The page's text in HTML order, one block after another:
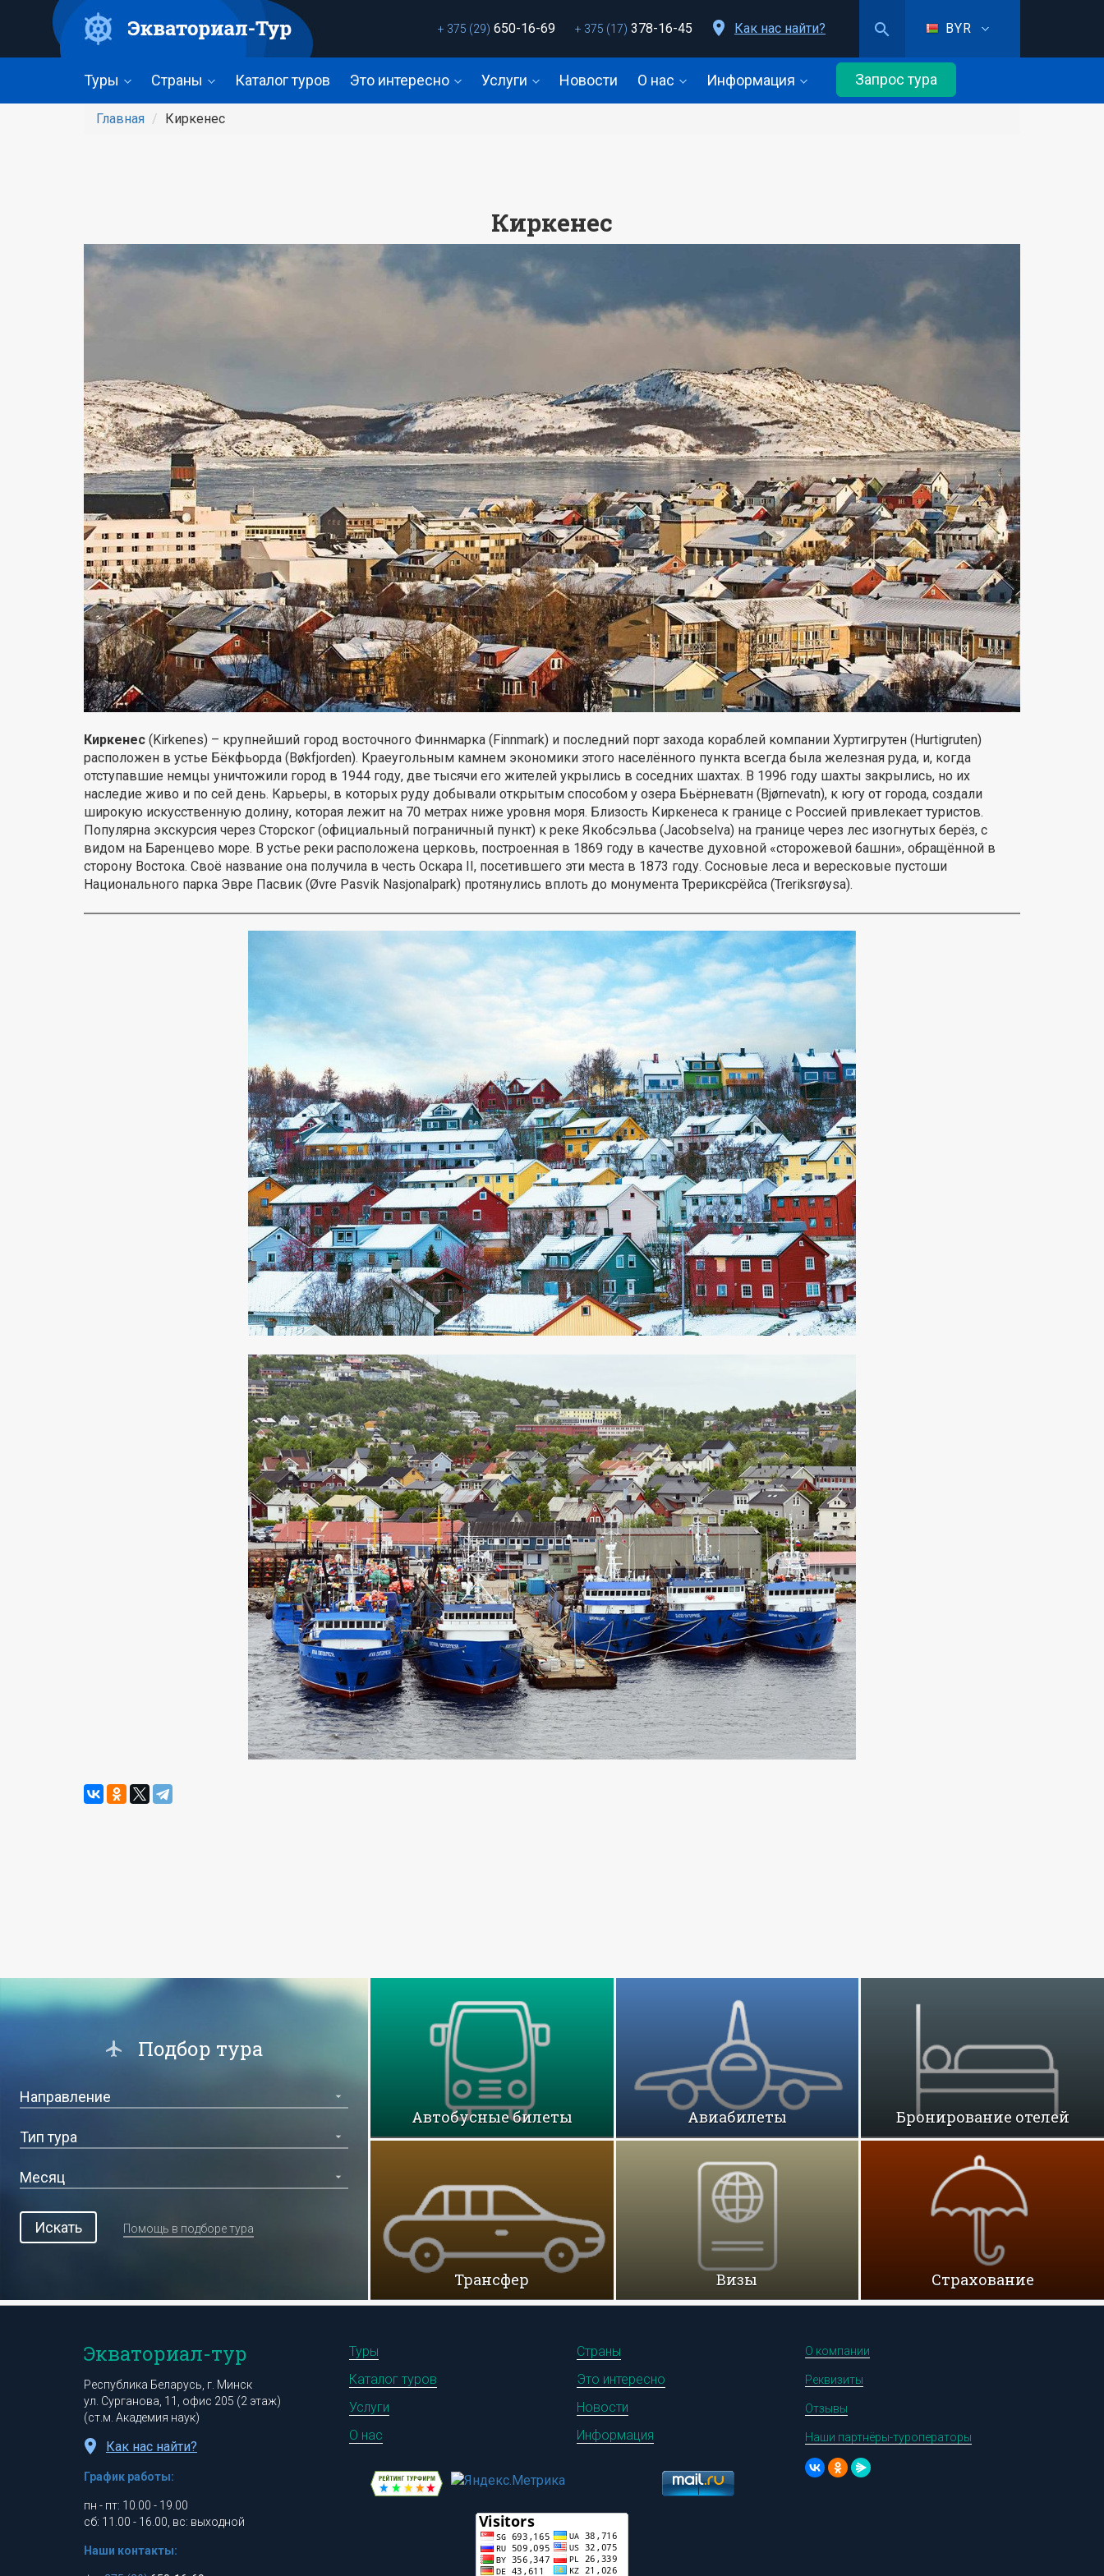
основному
содержанию
BYR
+ 375 (29) 650-16-69 + 375 (17) 378-16-45 Как нас найти?
Туры Страны Каталог туров Это интересно Услуги Новости О нас Информация Запрос тура
Главная Киркенес
Киркенес
Киркенес (Kirkenes) – крупнейший город восточного Финнмарка (Finnmark) и последний порт захода кораблей компании Хуртигрутен (Hurtigruten)
расположен в устье Бёкфьорда (Bøkfjorden). Краеугольным камнем экономики этого населённого пункта всегда была железная руда, и, когда
отступавшие немцы уничтожили город в 1944 году, две тысячи его жителей укрылись в соседних шахтах. В 1996 году шахты закрылись, но их
наследие живо и по сей день. Карьеры, в которых руду добывали открытым способом у озера Бьёрневатн (Bjørnevatn), к югу от города, создали
широкую искусственную долину, которая лежит на 70 метрах ниже уровня моря. Близость Киркенеса к границе с Россией привлекает туристов.
Популярна экскурсия через Сторског (официальный пограничный пункт) к реке Якобсэльва (Jacobselva) на границе через лес изогнутых берёз, с
видом на Баренцево море. В устье реки расположена церковь, построенная в 1869 году в качестве духовной «сторожевой башни», обращённой в
сторону Востока. Своё название она получила в честь Оскара II, посетившего эти места в 1873 году. Сосновые леса и вересковые пустоши
Национального парка Эвре Пасвик (Øvre Pasvik Nasjonalpark) протянулись вплоть до монумента Трериксрёйса (Treriksrøysa).
Подбор тура
Искать Помощь в подборе тура
Автобусные билеты Авиабилеты Бронирование отелей
Трансфер Визы Cтрахование
О компании
Реквизиты
Отзывы
Наши партнёры-туроператоры
Экваториал-тур
Республика Беларусь, г. Минск
ул. Сурганова, 11, офис 205 (2 этаж)
(ст.м. Академия наук)
Как нас найти?
График работы:
пн - пт: 10.00 - 19.00
сб: 11.00 - 16.00, вс: выходной
Наши контакты:
Туры
Страны
Каталог туров
Это интересно
Услуги
Новости
О нас
Информация